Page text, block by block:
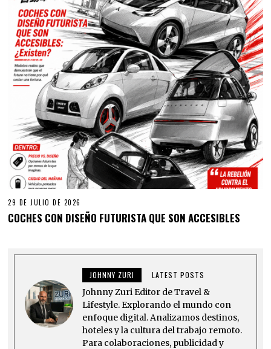
29 DE JULIO DE 2026
COCHES CON DISEÑO FUTURISTA QUE SON ACCESIBLES
JOHNNY ZURI LATEST POSTS
Johnny Zuri Editor de Travel &
Lifestyle. Explorando el mundo con
enfoque digital. Analizamos destinos,
hoteles y la cultura del trabajo remoto.
Para colaboraciones, publicidad y